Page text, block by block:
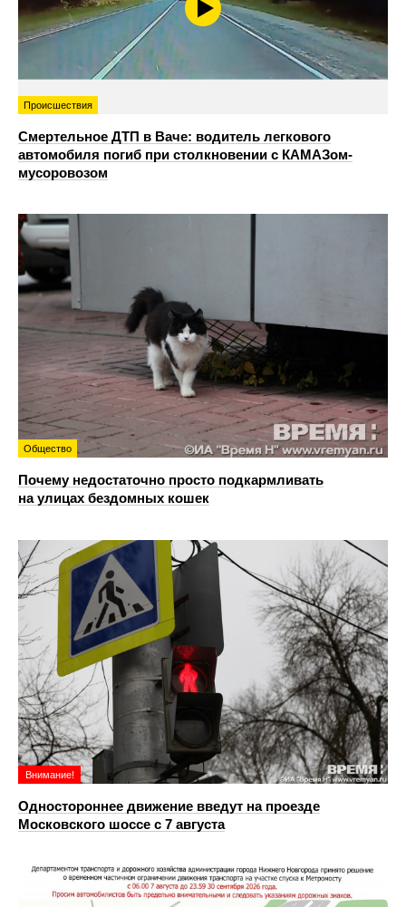
Происшествия
Смертельное ДТП в Ваче: водитель легкового
автомобиля погиб при столкновении с КАМАЗом-
мусоровозом
Общество
Почему недостаточно просто подкармливать
на улицах бездомных кошек
Внимание!
Одностороннее движение введут на проезде
Московского шоссе с 7 августа